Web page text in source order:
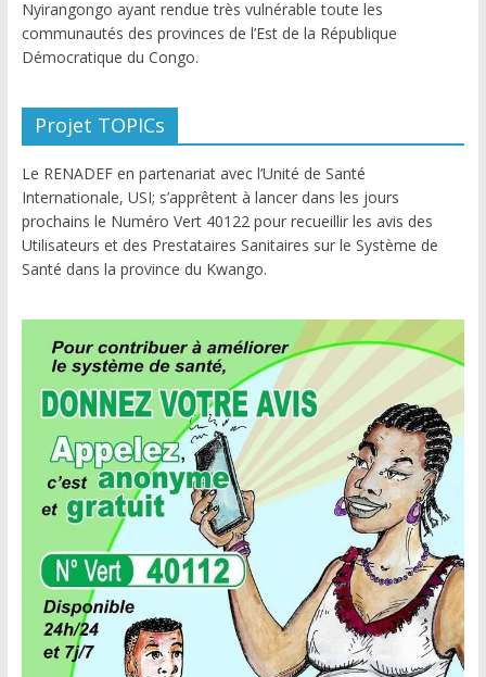
Nyirangongo ayant rendue très vulnérable toute les
communautés des provinces de l’Est de la République
Démocratique du Congo.
Projet TOPICs
Le RENADEF en partenariat avec l’Unité de Santé
Internationale, USI; s’apprêtent à lancer dans les jours
prochains le Numéro Vert 40122 pour recueillir les avis des
Utilisateurs et des Prestataires Sanitaires sur le Système de
Santé dans la province du Kwango.